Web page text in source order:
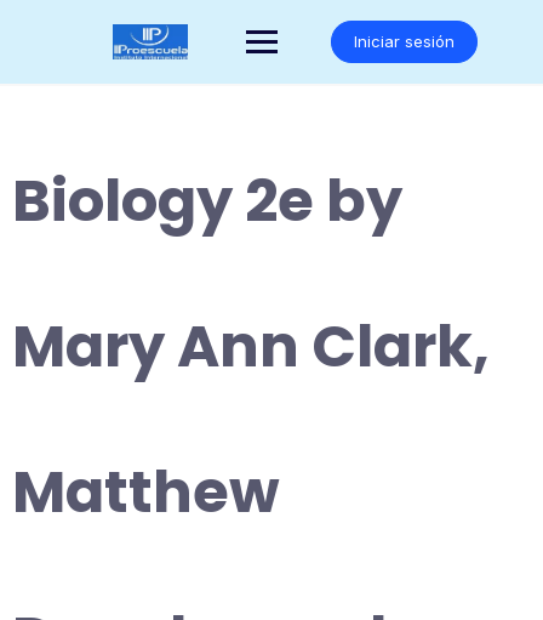
Iniciar sesión
Biology 2e by
Mary Ann Clark,
Matthew